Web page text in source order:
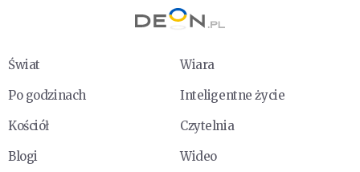
Świat
Wiara
Po godzinach
Inteligentne życie
Kościół
Czytelnia
Blogi
Wideo